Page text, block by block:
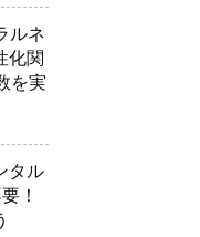
ルネ
化関
を実
タル
！